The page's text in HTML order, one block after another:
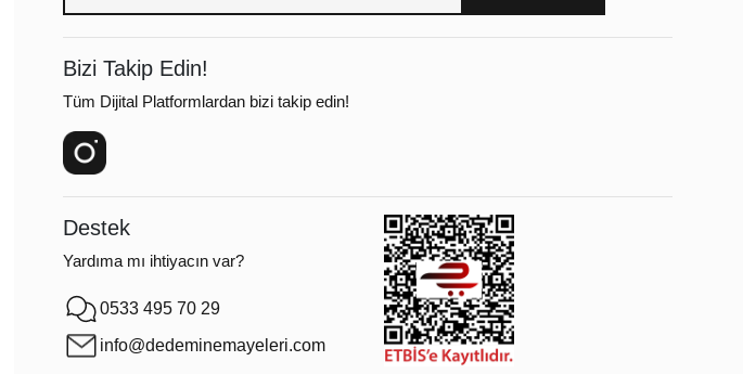
Bizi Takip Edin!
Tüm Dijital Platformlardan bizi takip edin!
Destek
Yardıma mı ihtiyacın var?
0533 495 70 29
info@dedeminemayeleri.com